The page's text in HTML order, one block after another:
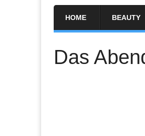
HOME BEAUTY
Das